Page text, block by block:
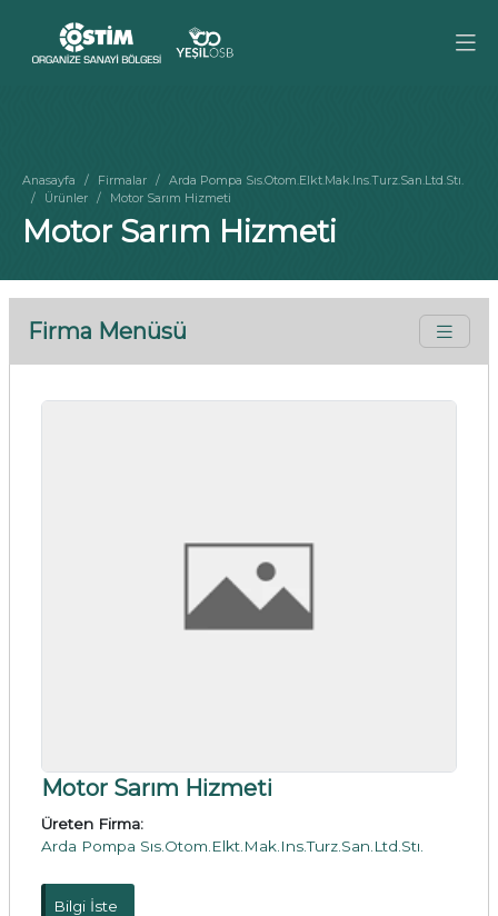
Anasayfa Firmalar
Arda Pompa Sıs.Otom.Elkt.Mak.Ins.Turz.San.Ltd.Stı.
Ürünler
Motor Sarım Hizmeti
Motor Sarım Hizmeti
Firma Menüsü
Motor Sarım Hizmeti
Üreten Firma:
Arda Pompa Sıs.Otom.Elkt.Mak.Ins.Turz.San.Ltd.Stı.
Bilgi İste